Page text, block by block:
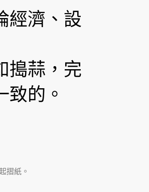
經濟、設
搗蒜，完
的。
摺紙。